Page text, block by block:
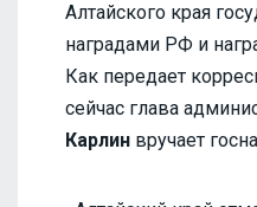
Алтайского края
наградами РФ и
Как передает
сейчас глава
Карлин вручает